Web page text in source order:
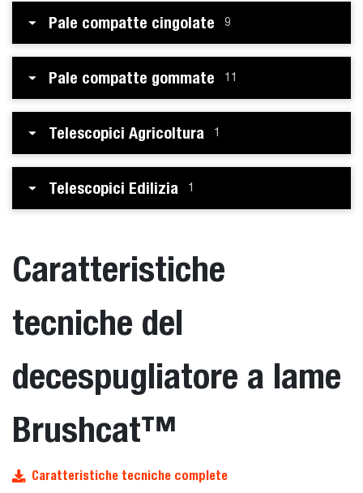
Pale compatte cingolate 9
Pale compatte gommate 11
Telescopici Agricoltura 1
Telescopici Edilizia 1
Caratteristiche
tecniche del
decespugliatore a lame
Brushcat™
Caratteristiche tecniche complete